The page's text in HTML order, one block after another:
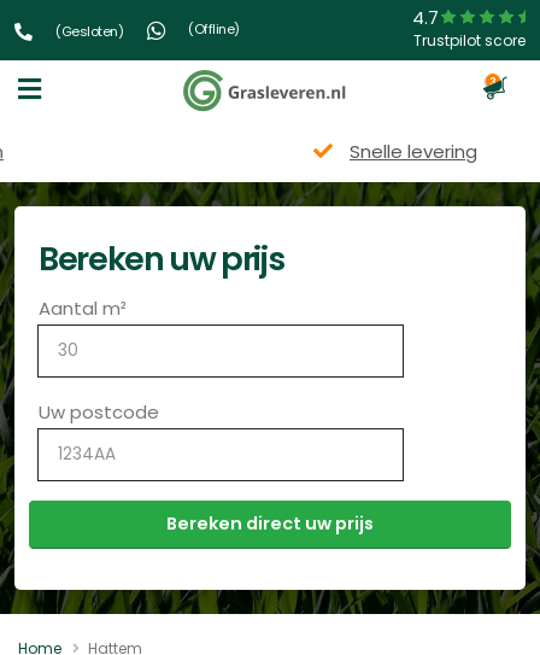
(Gesloten) (Offline) 4.7
Trustpilot score
3
Snelle levering
Bereken uw prijs
Aantal m²
Uw postcode
Home Hattem